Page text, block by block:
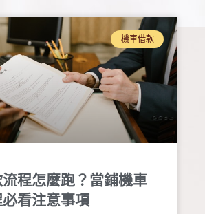
機車借款
程怎麼跑？當鋪機車
看注意事項